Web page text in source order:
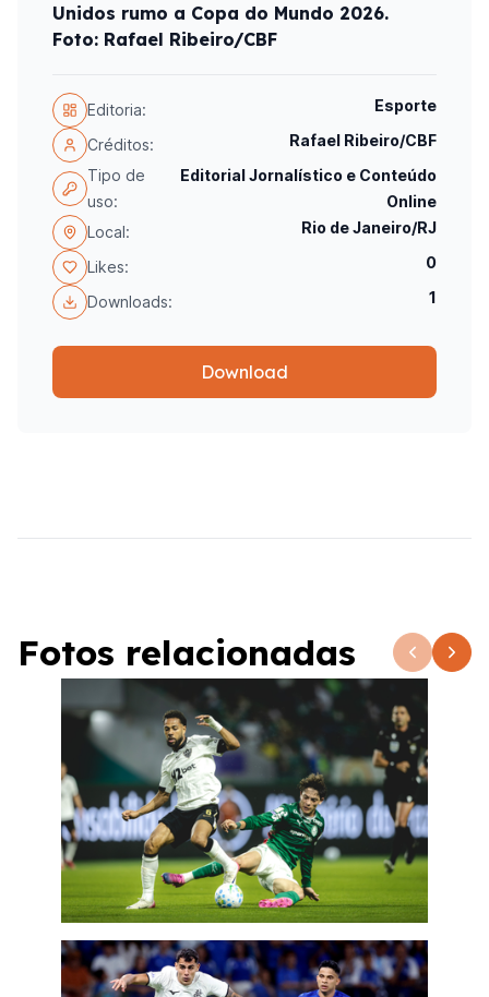
Unidos rumo a Copa do Mundo 2026.
Foto: Rafael Ribeiro/CBF
Editoria: Esporte
Créditos:
Rafael Ribeiro/CBF
Tipo de
uso:
Editorial Jornalístico e Conteúdo
Online
Local:
Rio de Janeiro/RJ
Likes: 0
Downloads: 1
Download
Fotos relacionadas